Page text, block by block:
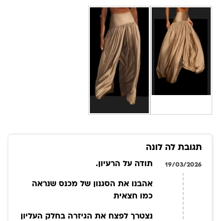
תגובת לה לונה
19/03/2026 תודה על הרעיון.
אהבנו את הסגנון של מכנס שנראה
כמו חצאית
נצטרך לפצח את הגיזרה בחלק העליון